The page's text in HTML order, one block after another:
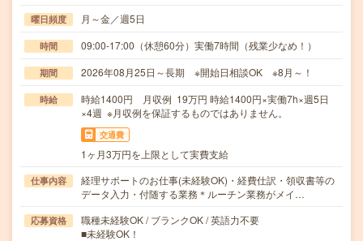
曜日頻度 月～金／週5日
時間 09:00-17:00（休憩60分）実働7時間（残業少なめ！）
期間 2026年08月25日～長期 ※開始日相談OK ※8月～！
時給
時給1400円 月収例 19万円 時給1400円×実働7h×週5日
×4週 ※月収例を保証するものではありません。
交通費
1ヶ月3万円を上限として実費支給
仕事内容
経理サポートのお仕事(未経験OK)・経費仕訳・領収書等の
データ入力・付随する業務＊ルーチン業務がメイ…
応募資格
職種未経験OK / ブランクOK / 英語力不要
■未経験OK！